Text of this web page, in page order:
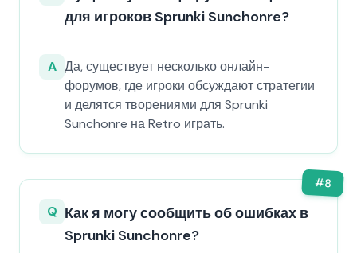
для игроков Sprunki Sunchonre?
A Да, существует несколько онлайн-
форумов, где игроки обсуждают стратегии
и делятся творениями для Sprunki
Sunchonre на Retro играть.
#8
Q Как я могу сообщить об ошибках в
Sprunki Sunchonre?